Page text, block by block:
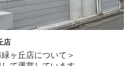
店
ヶ丘店について＞